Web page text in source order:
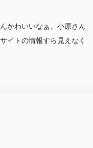
かわいいなぁ。小原さん
イトの情報すら見えなく